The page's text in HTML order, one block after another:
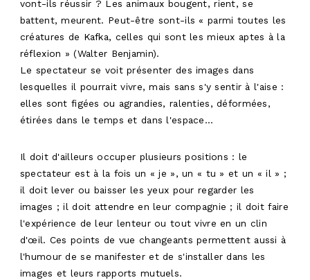
vont-ils réussir ? Les animaux bougent, rient, se
battent, meurent. Peut-être sont-ils « parmi toutes les
créatures de Kafka, celles qui sont les mieux aptes à la
réflexion » (Walter Benjamin).
Le spectateur se voit présenter des images dans
lesquelles il pourrait vivre, mais sans s'y sentir à l'aise :
elles sont figées ou agrandies, ralenties, déformées,
étirées dans le temps et dans l'espace…
Il doit d'ailleurs occuper plusieurs positions : le
spectateur est à la fois un « je », un « tu » et un « il » ;
il doit lever ou baisser les yeux pour regarder les
images ; il doit attendre en leur compagnie ; il doit faire
l'expérience de leur lenteur ou tout vivre en un clin
d'œil. Ces points de vue changeants permettent aussi à
l'humour de se manifester et de s'installer dans les
images et leurs rapports mutuels.